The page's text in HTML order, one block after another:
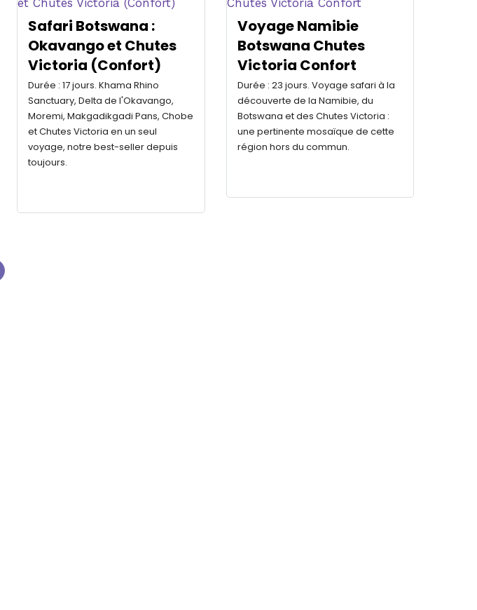
Safari Botswana :
Okavango et Chutes
Victoria (Confort)
Durée : 17 jours. Khama Rhino
Sanctuary, Delta de l'Okavango,
Moremi, Makgadikgadi Pans, Chobe
et Chutes Victoria en un seul
voyage, notre best-seller depuis
toujours.
Voyage Namibie
Botswana Chutes
Victoria Confort
Durée : 23 jours. Voyage safari à la
découverte de la Namibie, du
Botswana et des Chutes Victoria :
une pertinente mosaïque de cette
région hors du commun.